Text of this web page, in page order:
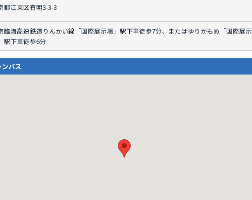
都江東区有明3-3-3
臨海高速鉄道りんかい線「国際展示場」駅下車徒歩7分、またはゆりかもめ「国際展
駅下車徒歩6分
パス